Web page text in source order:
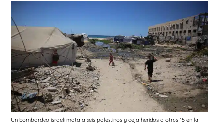
Un bombardeo israelí mata a seis palestinos y deja heridos a otros 15 en la